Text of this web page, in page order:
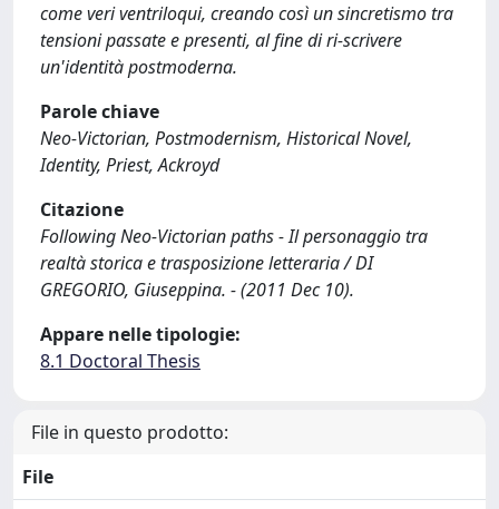
come veri ventriloqui, creando così un sincretismo tra
tensioni passate e presenti, al fine di ri-scrivere
un'identità postmoderna.
Parole chiave
Neo-Victorian, Postmodernism, Historical Novel,
Identity, Priest, Ackroyd
Citazione
Following Neo-Victorian paths - Il personaggio tra
realtà storica e trasposizione letteraria / DI
GREGORIO, Giuseppina. - (2011 Dec 10).
Appare nelle tipologie:
8.1 Doctoral Thesis
File in questo prodotto:
File